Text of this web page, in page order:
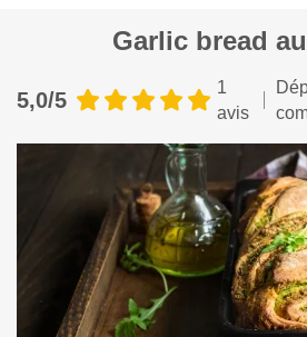
Garlic bread
5,0/5
1
avis